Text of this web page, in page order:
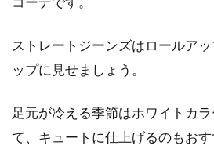
ストレートジーンズはロールア
ップに見せましょう。
足元が冷える季節はホワイトカ
て、キュートに仕上げるのもおす